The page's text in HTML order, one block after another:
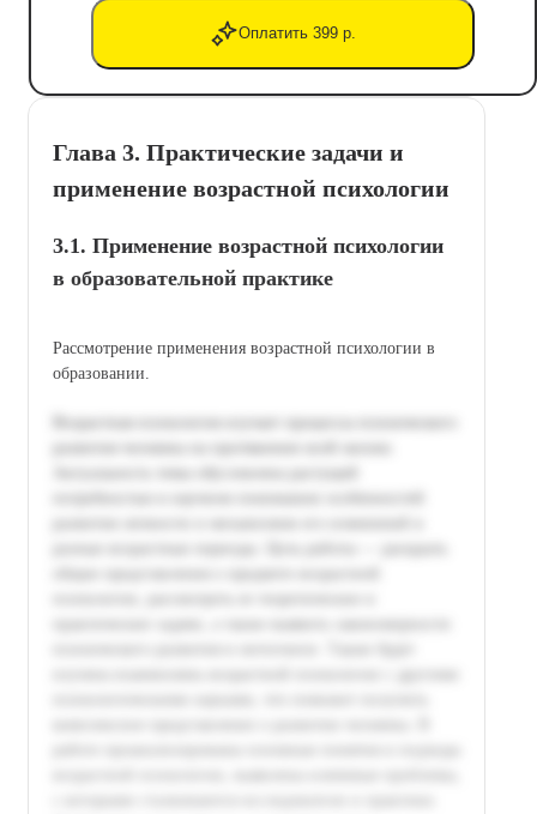
Оплатить 399 р.
Глава 3. Практические задачи и
применение возрастной психологии
3.1. Применение возрастной психологии
в образовательной практике
Рассмотрение применения возрастной психологии в
образовании.